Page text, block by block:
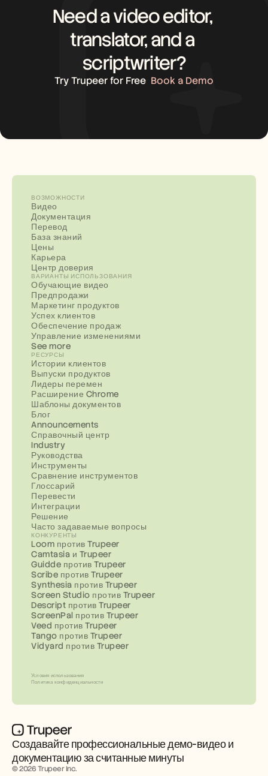
Need a video editor,
translator, and a
scriptwriter?
Try Trupeer for Free Book a Demo
Создавайте профессиональные демо-видео и
документацию за считанные минуты
© 2026 Trupeer Inc.
ВОЗМОЖНОСТИ
Видео
Документация
Перевод
База знаний
Цены
Карьера
Центр доверия
ВАРИАНТЫ ИСПОЛЬЗОВАНИЯ
Обучающие видео
Предпродажи
Маркетинг продуктов
Успех клиентов
Обеспечение продаж
Управление изменениями
See more
РЕСУРСЫ
Истории клиентов
Выпуски продуктов
Лидеры перемен
Расширение Chrome
Шаблоны документов
Блог
Announcements
Справочный центр
Industry
Руководства
Инструменты
Сравнение инструментов
Глоссарий
Перевести
Интеграции
Решение
Часто задаваемые вопросы
КОНКУРЕНТЫ
Loom против Trupeer
Camtasia и Trupeer
Guidde против Trupeer
Scribe против Trupeer
Synthesia против Trupeer
Screen Studio против Trupeer
Descript против Trupeer
ScreenPal против Trupeer
Veed против Trupeer
Tango против Trupeer
Vidyard против Trupeer
Условия использования
Политика конфиденциальности